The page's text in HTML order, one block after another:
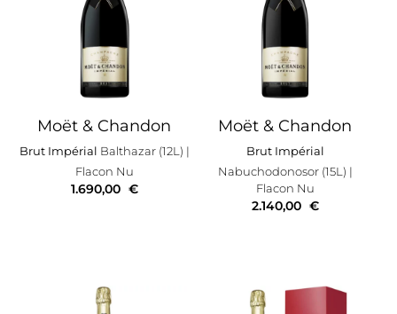
Moët & Chandon
Brut Impérial Balthazar (12L) |
Flacon Nu
1.690,00 €
Moët & Chandon
Brut Impérial
Nabuchodonosor (15L) |
Flacon Nu
2.140,00 €